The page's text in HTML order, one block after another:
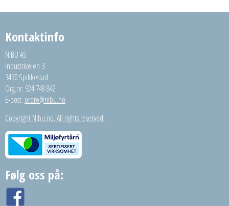
Kontaktinfo
NIBU AS
Industriveien 3
3430 Spikkestad
Org.nr: 924 748 842
E-post: ordre@nibu.no
Copyright Nibu.no. All rights reserved.
Følg oss på: